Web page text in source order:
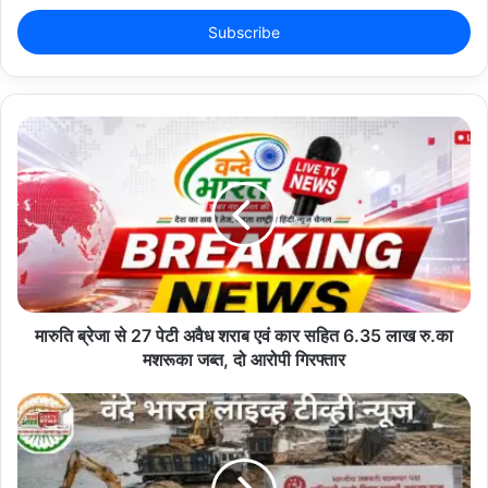
कोई जानकारी मिले तो तुरंत पुलिस से संपर्क करें।
Copy URL
e
y
u
r
E
m
a
i
l
a
d
s
s
मारुति ब्रेजा से 27 पेटी अवैध शराब एवं कार सहित 6.35 लाख रु.का
मशरूका जब्त, दो आरोपी गिरफ्तार